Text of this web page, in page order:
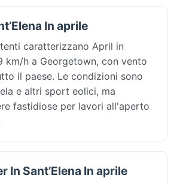
In aprile
caratterizzano April in
km/h a Georgetown, con vento
il paese. Le condizioni sono
e altri sport eolici, ma
fastidiose per lavori all'aperto
In Sant’Elena In aprile